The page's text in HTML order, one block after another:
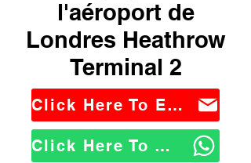
l'aéroport de
Londres Heathrow
Terminal 2
Click Here To Email Us
Click Here To WhatsApp Us